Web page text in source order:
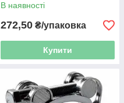
В наявності
272,50 ₴/упаковка
Купити